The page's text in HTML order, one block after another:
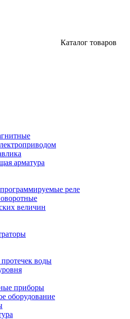
Каталог товаров
арматура
реле
величин
воды
приборы
оборудование